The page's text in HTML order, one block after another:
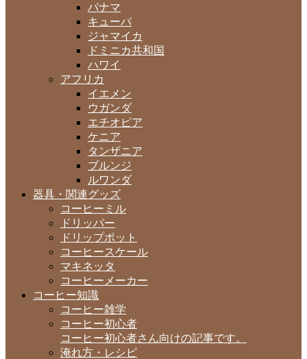
パナマ
キューバ
ジャマイカ
ドミニカ共和国
ハワイ
アフリカ
イエメン
ウガンダ
エチオピア
ケニア
タンザニア
ブルンジ
ルワンダ
器具・関連グッズ
コーヒーミル
ドリッパー
ドリップポット
コーヒースケール
マキネッタ
コーヒーメーカー
コーヒー知識
コーヒー雑学
コーヒー初心者
コーヒー初心者さん向けの記事です。
淹れ方・レシピ